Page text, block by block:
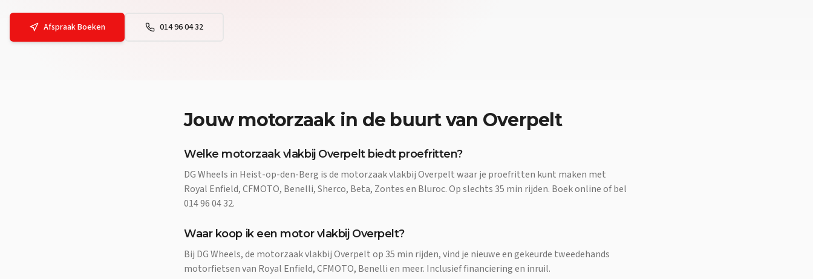
Afspraak Boeken 014 96 04 32
Jouw motorzaakin de buurt van Overpelt
Welke motorzaak vlakbij Overpelt biedt proefritten?
DG Wheels in Heist-op-den-Berg is de motorzaak vlakbij Overpelt waar je proefritten kunt maken met
Royal Enfield, CFMOTO, Benelli, Sherco, Beta, Zontes en Bluroc. Op slechts 35 min rijden. Boek online of bel
014 96 04 32.
Waar koop ik een motor vlakbij Overpelt?
Bij DG Wheels, de motorzaak vlakbij Overpelt op 35 min rijden, vind je nieuwe en gekeurde tweedehands
motorfietsen van Royal Enfield, CFMOTO, Benelli en meer. Inclusief financiering en inruil.